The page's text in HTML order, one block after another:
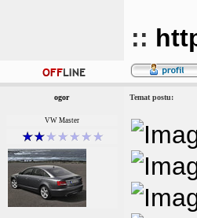
::
ogor Temat postu:
VW Master